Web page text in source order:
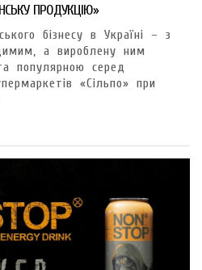
ПРОДУКЦІЮ»
бізнесу в Україні – з
а вироблену ним
популярною серед
«Сільпо» при